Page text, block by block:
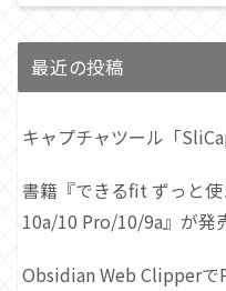
最近の投稿
キャプチャツール「
書籍『できるfit ずっと
10a/10 Pro/10/9a』が発
Obsidian Web Clipperで